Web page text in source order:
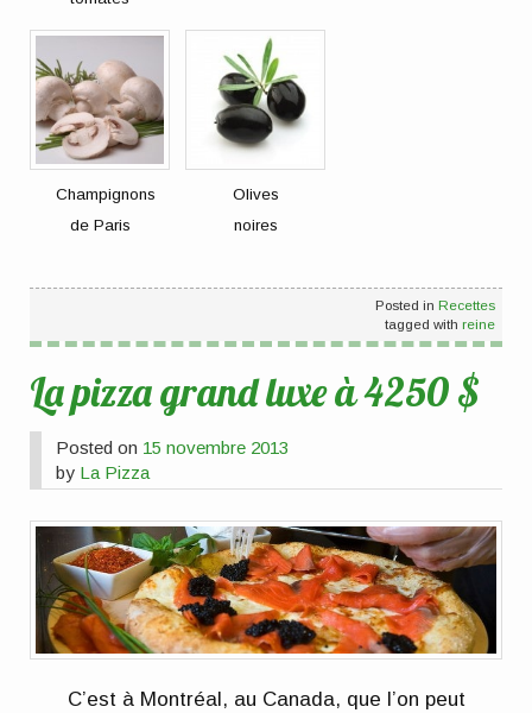
Champignons
de Paris
Olives
noires
Posted in Recettes
tagged with reine
La pizza grand luxe à 4250 $
Posted on 15 novembre 2013
by La Pizza
C’est à Montréal, au Canada, que l’on peut